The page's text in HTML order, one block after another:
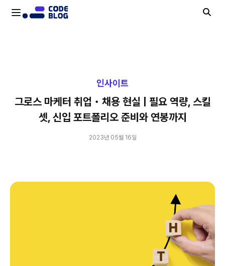
인사이트
그로스 마케터 취업・채용 현실 | 필요 역량, 스킬
셋, 신입 포트폴리오 준비와 연봉까지
2023년 05월 16일